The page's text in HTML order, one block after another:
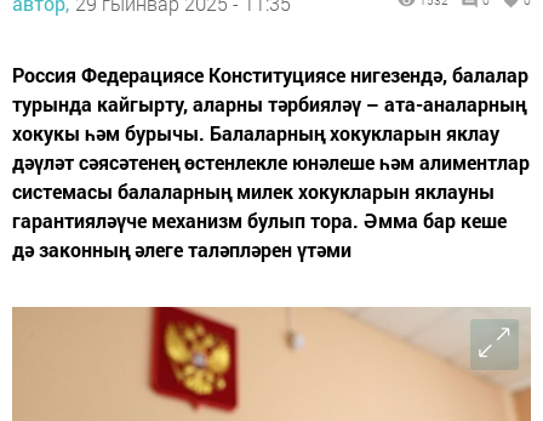
Россия Федерациясе Конституциясе нигезендә, балалар
турында кайгырту, аларны тәрбияләү – ата-аналарның
хокукы һәм бурычы. Балаларның хокукларын яклау
дәүләт сәясәтенең өстенлекле юнәлеше һәм алиментлар
системасы балаларның милек хокукларын яклауны
гарантияләүче механизм булып тора. Әмма бар кеше
дә законның әлеге таләпләрен үтәми